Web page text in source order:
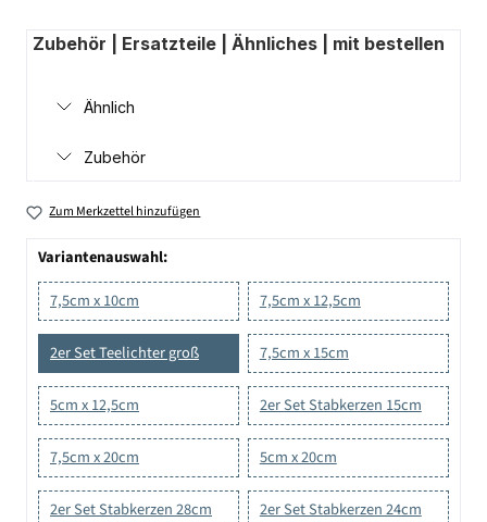
Zubehör | Ersatzteile | Ähnliches | mit bestellen
Ähnlich
Zubehör
Zum Merkzettel hinzufügen
Variantenauswahl:
7,5cm x 10cm
7,5cm x 12,5cm
2er Set Teelichter groß 7,5cm x 15cm
5cm x 12,5cm 2er Set Stabkerzen 15cm
7,5cm x 20cm 5cm x 20cm
2er Set Stabkerzen 28cm 2er Set Stabkerzen 24cm